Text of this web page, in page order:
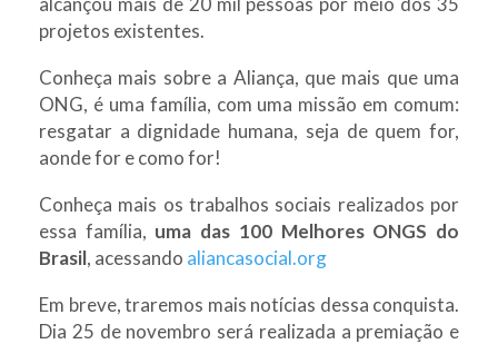
projetos existentes.
Conheça mais sobre a Aliança, que mais que uma
ONG, é uma família, com uma missão em comum:
resgatar a dignidade humana, seja de quem for,
aonde for e como for!
Conheça mais os trabalhos sociais realizados por
essa família, uma das 100 Melhores ONGS do
Brasil, acessando aliancasocial.org
Em breve, traremos mais notícias dessa conquista.
Dia 25 de novembro será realizada a premiação e